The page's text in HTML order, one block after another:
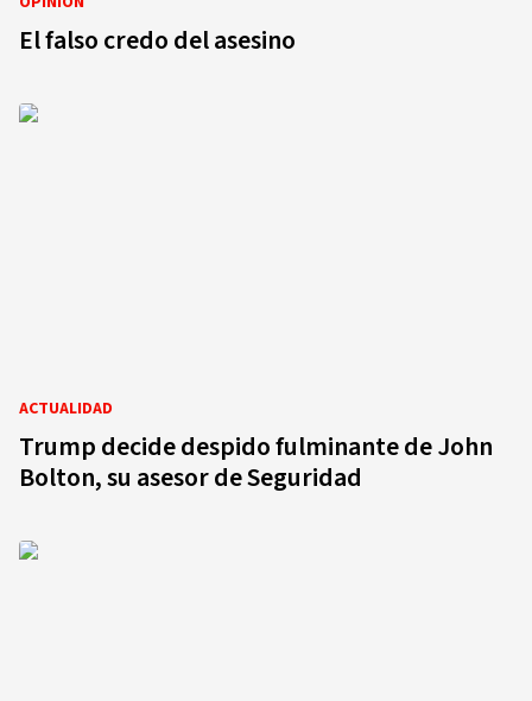
El falso credo del asesino
ACTUALIDAD
Trump decide despido fulminante de John
Bolton, su asesor de Seguridad